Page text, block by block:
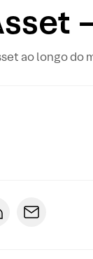
ao longo do